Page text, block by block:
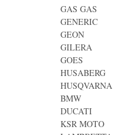
GAS GAS
GENERIC
GEON
GILERA
GOES
HUSABERG
HUSQVARNA
BMW
DUCATI
KSR MOTO